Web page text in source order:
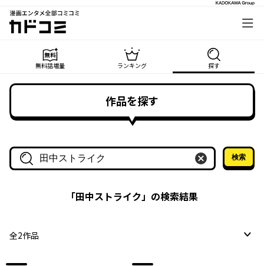
漫画エンタメ全部コミコミ
カドコミ
無料話増量 ランキング 探す
作品を探す
作品名・作家名で探す
検索
「田中ストライク」の検索結果
全2作品